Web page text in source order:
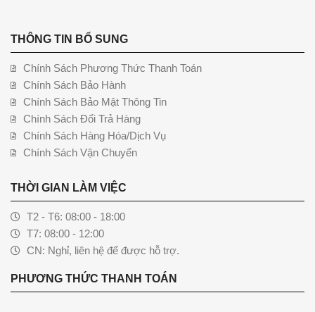
THÔNG TIN BỔ SUNG
Chính Sách Phương Thức Thanh Toán
Chính Sách Bảo Hành
Chính Sách Bảo Mật Thông Tin
Chính Sách Đổi Trả Hàng
Chính Sách Hàng Hóa/Dịch Vụ
Chính Sách Vận Chuyển
THỜI GIAN LÀM VIỆC
T2 - T6: 08:00 - 18:00
T7: 08:00 - 12:00
CN: Nghỉ, liên hệ để được hỗ trợ.
PHƯƠNG THỨC THANH TOÁN